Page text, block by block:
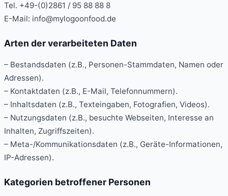
Tel. +49-(0)2861 / 95 88 88 8
E-Mail: info@mylogoonfood.de
Arten der verarbeiteten Daten
– Bestandsdaten (z.B., Personen-Stammdaten, Namen oder
Adressen).
– Kontaktdaten (z.B., E-Mail, Telefonnummern).
– Inhaltsdaten (z.B., Texteingaben, Fotografien, Videos).
– Nutzungsdaten (z.B., besuchte Webseiten, Interesse an
Inhalten, Zugriffszeiten).
– Meta-/Kommunikationsdaten (z.B., Geräte-Informationen,
IP-Adressen).
Kategorien betroffener Personen